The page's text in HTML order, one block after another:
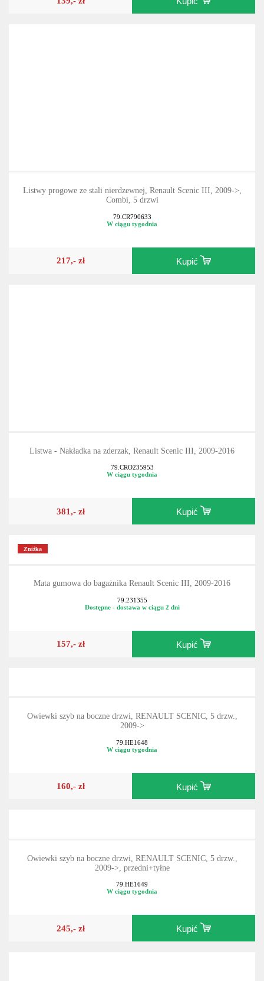
Listwy progowe ze stali nierdzewnej, Renault Scenic III, 2009->,
Combi, 5 drzwi
79.CR790633
W ciągu tygodnia
217,- zł Kupić
Listwa - Nakładka na zderzak, Renault Scenic III, 2009-2016
79.CRO235953
W ciągu tygodnia
381,- zł Kupić
Zniżka
Mata gumowa do bagażnika Renault Scenic III, 2009-2016
79.231355
Dostępne - dostawa w ciągu 2 dni
157,- zł Kupić
Owiewki szyb na boczne drzwi, RENAULT SCENIC, 5 drzw.,
2009->
79.HE1648
W ciągu tygodnia
160,- zł Kupić
Owiewki szyb na boczne drzwi, RENAULT SCENIC, 5 drzw.,
2009->, przedni+tyłne
79.HE1649
W ciągu tygodnia
245,- zł Kupić